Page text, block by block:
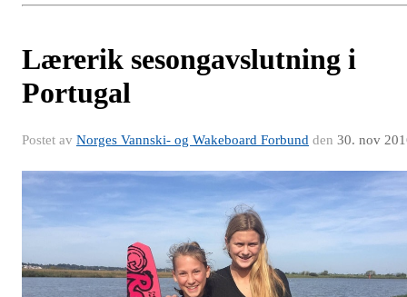
Lærerik sesongavslutning i
Portugal
Postet av Norges Vannski- og Wakeboard Forbund den 30. nov